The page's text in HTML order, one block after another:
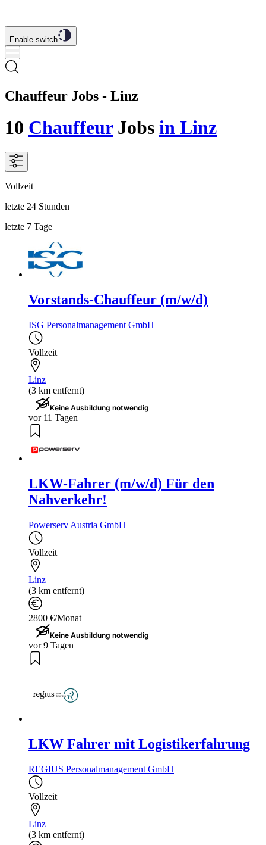
Enable switch
Chauffeur Jobs - Linz
10 ChauffeurJobs in Linz
Vollzeit
letzte 24 Stunden
letzte 7 Tage
Vorstands-Chauffeur (m/w/d)
ISG Personalmanagement GmbH
Vollzeit
Linz
(3 km entfernt)
Keine Ausbildung notwendig
vor 11 Tagen
LKW-Fahrer (m/w/d) Für den
Nahverkehr!
Powerserv Austria GmbH
Vollzeit
Linz
(3 km entfernt)
2800 €/Monat
Keine Ausbildung notwendig
vor 9 Tagen
LKW Fahrer mit Logistikerfahrung
REGIUS Personalmanagement GmbH
Vollzeit
Linz
(3 km entfernt)